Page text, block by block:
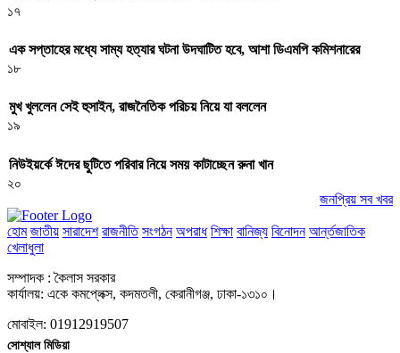
১৭
এক সপ্তাহের মধ্যে সাম্য হত্যার ঘটনা উদঘাটিত হবে, আশা ডিএমপি কমিশনারের
১৮
মুখ খুললেন সেই হুসাইন, রাজনৈতিক পরিচয় নিয়ে যা বললেন
১৯
নিউইয়র্কে ঈদের ছুটিতে পরিবার নিয়ে সময় কাটাচ্ছেন রুনা খান
২০
জনপ্রিয় সব খবর
হোম জাতীয় সারাদেশ রাজনীতি সংগঠন অপরাধ শিক্ষা বানিজ্য বিনোদন আর্ন্তজাতিক
খেলাধুলা
সম্পাদক : কৈলাস সরকার
কার্যালয়: একে কমপ্লেক্স, কদমতলী, কেরানীগঞ্জ, ঢাকা-১৩১০।
মোবাইল: 01912919507
সোশ্যাল মিডিয়া